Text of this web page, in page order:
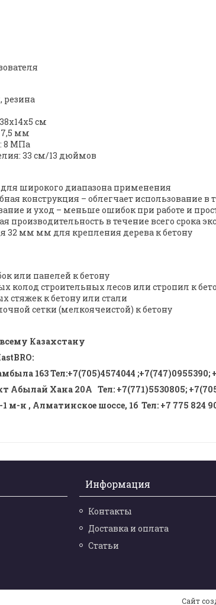
резина
см
7,5 мм
8 МПа
33 см/13 дюймов
широкого диапазона применения
конструкция – облегчает использование в
и уход – меньше ошибок при работе и
производительность в течение всего срока
32 мм мм для крепления дерева к бетону
или панелей к бетону
колод строительных лесов или стропил к
стяжек к бетону или стали
сетки (мелкоячеистой) к бетону
Казахстану
163 Тел:+7(705)4574044 ;+7(747)0955390;
Абылай Хана 20А Тел: +7(771)5530805;
м-н , Алматинское шоссе, 1б Тел: +7 775 824
Информация
Контакты
Доставка и оплата
Статьи
Сайт